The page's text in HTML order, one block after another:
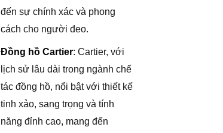
đến sự chính xác và phong
cách cho người đeo.
Đồng hồ Cartier: Cartier, với
lịch sử lâu dài trong ngành chế
tác đồng hồ, nổi bật với thiết kế
tinh xảo, sang trọng và tính
năng đỉnh cao, mang đến